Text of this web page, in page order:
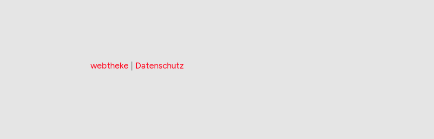
webtheke Datenschutz